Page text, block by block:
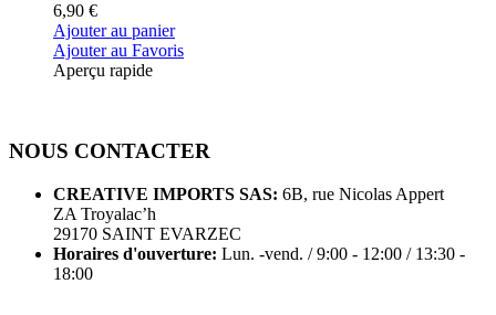
6,90 €
Ajouter au panier
Ajouter au Favoris
Aperçu rapide
NOUS CONTACTER
CREATIVE IMPORTS SAS: 6B, rue Nicolas Appert
ZA Troyalac’h
29170 SAINT EVARZEC
Horaires d'ouverture: Lun. -vend. / 9:00 - 12:00 / 13:30 -
18:00